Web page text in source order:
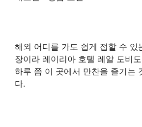
해외 어디를 가도 쉽게 접할 수 있
장이라 레이리아 호텔 레알 도비
하루 쯤 이 곳에서 만찬을 즐기는
다.